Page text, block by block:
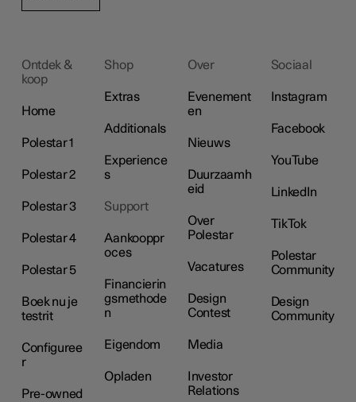
Ontdek &
koop
Home
Polestar 1
Polestar 2
Polestar 3
Polestar 4
Polestar 5
Boek nu je
testrit
Configuree
r
Pre-owned
Shop
Extras
Additionals
Experience
s
Support
Aankooppr
oces
Financierin
gsmethode
n
Eigendom
Opladen
Over
Evenement
en
Nieuws
Duurzaamh
eid
Over
Polestar
Vacatures
Design
Contest
Media
Investor
Relations
Sociaal
Instagram
Facebook
YouTube
LinkedIn
TikTok
Polestar
Community
Design
Community